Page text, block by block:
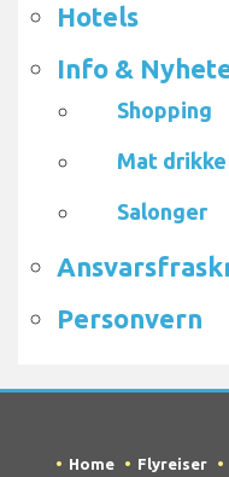
Hotels
Info &
Shopping
Mat drikke
Salonger
Personvern
Home Flyreiser